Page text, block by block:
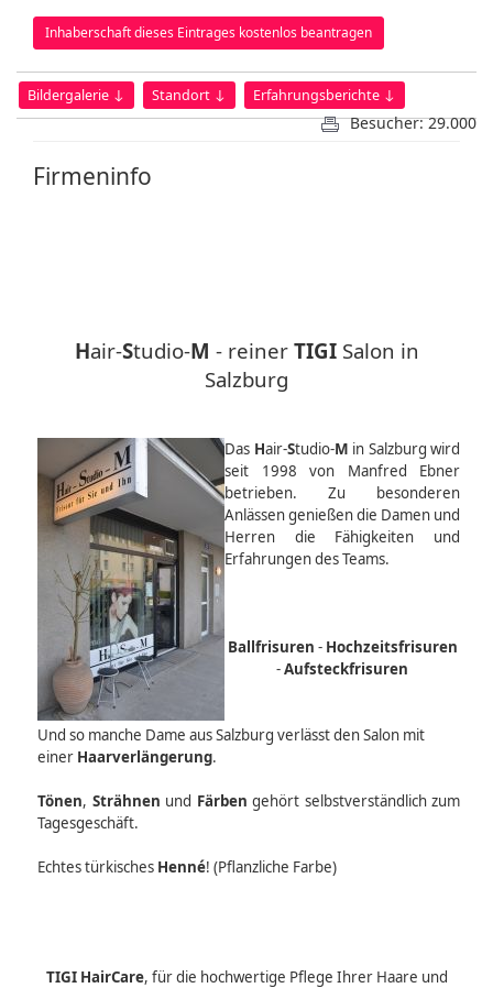
Inhaberschaft dieses Eintrages kostenlos beantragen
Bildergalerie ↓ Standort ↓ Erfahrungsberichte ↓
Besucher: 29.000
Firmeninfo
Hair-Studio-M - reiner TIGISalon in
Salzburg
Das Hair-Studio-M in Salzburg wird
seit 1998 von Manfred Ebner
betrieben. Zu besonderen
Anlässen genießen die Damen und
Herren die Fähigkeiten und
Erfahrungen des Teams.
Ballfrisuren - Hochzeitsfrisuren
-Aufsteckfrisuren
Und so manche Dame aus Salzburg verlässt den Salon mit
einer Haarverlängerung.
Tönen, Strähnen und Färben gehört selbstverständlich zum
Tagesgeschäft.
Echtes türkisches Henné! (Pflanzliche Farbe)
TIGI HairCare, für die hochwertige Pflege Ihrer Haare und